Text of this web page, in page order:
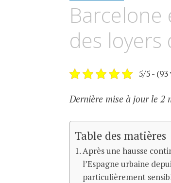
des loyers
5/5 -
Dernière mise à jour le 2
Table des matières
Après une hausse
l’Espagne urbaine
particulièrement